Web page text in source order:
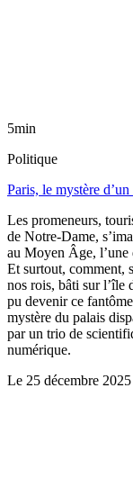
5min
Politique
Paris, le mystère
Les promeneurs,
de Notre-Dame,
au Moyen Âge, l’une
Et surtout, comment,
nos rois, bâti sur l’île
pu devenir ce
mystère du palais
par un trio de
numérique.
Le 25 décembre 2025